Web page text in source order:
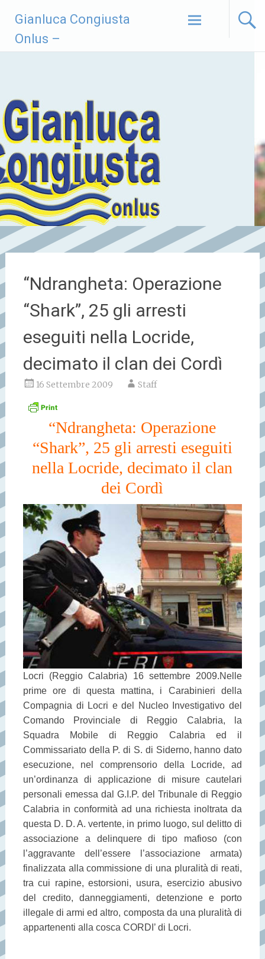
contenuto
Gianluca Congiusta
Onlus –
“Ndrangheta: Operazione
“Shark”, 25 gli arresti
eseguiti nella Locride,
decimato il clan dei Cordì
16 Settembre 2009 Staff
“Ndrangheta: Operazione
“Shark”, 25 gli arresti eseguiti
nella Locride, decimato il clan
dei Cordì
Locri (Reggio Calabria) 16 settembre 2009.Nelle
prime ore di questa mattina, i Carabinieri della
Compagnia di Locri e del Nucleo Investigativo del
Comando Provinciale di Reggio Calabria, la
Squadra Mobile di Reggio Calabria ed il
Commissariato della P. di S. di Siderno, hanno dato
esecuzione, nel comprensorio della Locride, ad
un’ordinanza di applicazione di misure cautelari
personali emessa dal G.I.P. del Tribunale di Reggio
Calabria in conformità ad una richiesta inoltrata da
questa D. D. A. vertente, in primo luogo, sul delitto di
associazione a delinquere di tipo mafioso (con
l’aggravante dell’essere l’associazione armata)
finalizzata alla commissione di una pluralità di reati,
tra cui rapine, estorsioni, usura, esercizio abusivo
del credito, danneggiamenti, detenzione e porto
illegale di armi ed altro, composta da una pluralità di
appartenenti alla cosca CORDI’ di Locri.